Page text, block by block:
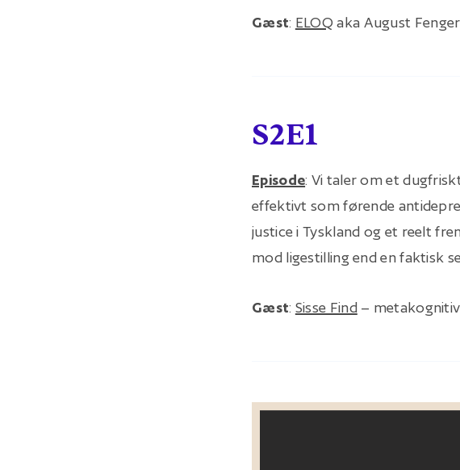
Gæst: ELOQ aka August
S2E1
Episode: Vi taler om et
effektivt som førende
justice i Tyskland og et reelt
mod ligestilling end en faktisk
Gæst: Sisse Find–